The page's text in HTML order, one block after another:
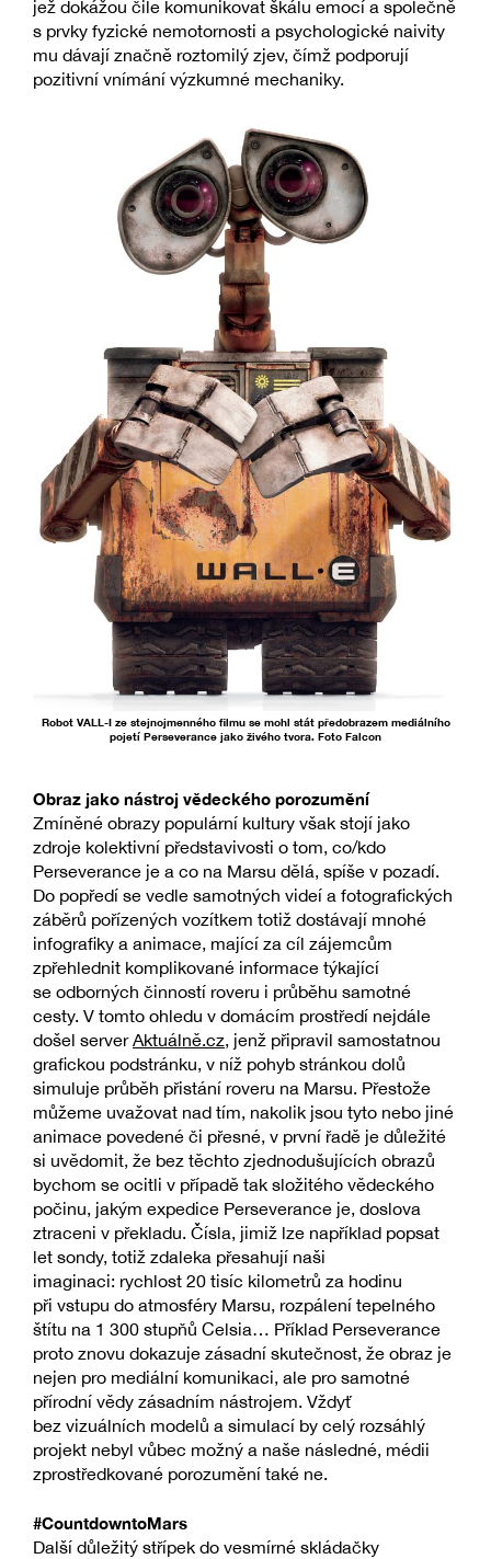
jež dokážou čile komunikovat škálu emocí a společně
s prvky fyzické nemotornosti a psychologické naivity
mu dávají značně roztomilý zjev, čímž podporují
pozitivní vnímání výzkumné mechaniky.
Robot VALL-I ze stejnojmenného filmu se mohl stát předobrazem mediálního
pojetí Perseverance jako živého tvora. Foto Falcon
Obraz jako nástroj vědeckého porozumění
Zmíněné obrazy populární kultury však stojí jako
zdroje kolektivní představivosti o tom, co/kdo
Perseverance je a co na Marsu dělá, spíše v pozadí.
Do popředí se vedle samotných videí a fotografických
záběrů pořízených vozítkem totiž dostávají mnohé
infografiky a animace, mající za cíl zájemcům
zpřehlednit komplikované informace týkající
se odborných činností roveru i průběhu samotné
cesty. V tomto ohledu v domácím prostředí nejdále
došel serverAktuálně.cz, jenž připravil samostatnou
grafickou podstránku, v níž pohyb stránkou dolů
simuluje průběh přistání roveru na Marsu. Přestože
můžeme uvažovat nad tím, nakolik jsou tyto nebo jiné
animace povedené či přesné, v první řadě je důležité
si uvědomit, že bez těchto zjednodušujících obrazů
bychom se ocitli v případě tak složitého vědeckého
počinu, jakým expedice Perseverance je, doslova
ztraceni v překladu. Čísla, jimiž lze například popsat
let sondy, totiž zdaleka přesahují naši
imaginaci: rychlost 20 tisíc kilometrů za hodinu
při vstupu do atmosféry Marsu, rozpálení tepelného
štítu na 1 300 stupňů Celsia… Příklad Perseverance
proto znovu dokazuje zásadní skutečnost, že obraz je
nejen pro mediální komunikaci, ale pro samotné
přírodní vědy zásadním nástrojem. Vždyť
bez vizuálních modelů a simulací by celý rozsáhlý
projekt nebyl vůbec možný a naše následné, médii
zprostředkované porozumění také ne.
#CountdowntoMars
Další důležitý střípek do vesmírné skládačky